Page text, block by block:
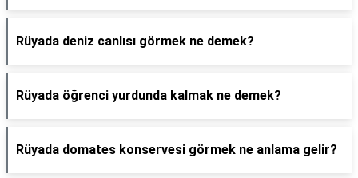
Rüyada deniz canlısı görmek ne demek?
Rüyada öğrenci yurdunda kalmak ne demek?
Rüyada domates konservesi görmek ne anlama gelir?